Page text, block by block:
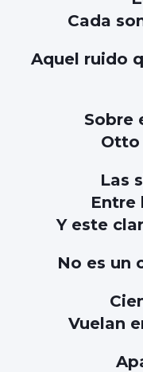
Cada
Aquel ruido
Sobre
Otto
Las
Entre
Y este
No es un
Vuelan